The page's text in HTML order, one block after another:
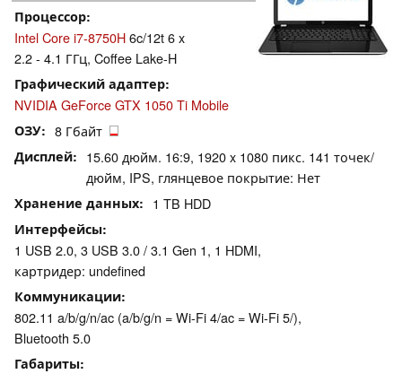
Процессор
Intel Core i7-8750H6c/12t 6 x
2.2 - 4.1 ГГц, Coffee Lake-H
Графический адаптер
NVIDIA GeForce GTX 1050 Ti Mobile
ОЗУ 8 Гбайт
Дисплей
15.60 дюйм. 16:9, 1920 x 1080 пикс. 141 точек/
дюйм, IPS, глянцевое покрытие: Нет
Хранение данных 1 TB HDD
Интерфейсы
1 USB 2.0, 3 USB 3.0 / 3.1 Gen 1, 1 HDMI,
картридер: undefined
Коммуникации
802.11 a/b/g/n/ac (a/b/g/n = Wi-Fi 4/ac = Wi-Fi 5/),
Bluetooth 5.0
Габариты